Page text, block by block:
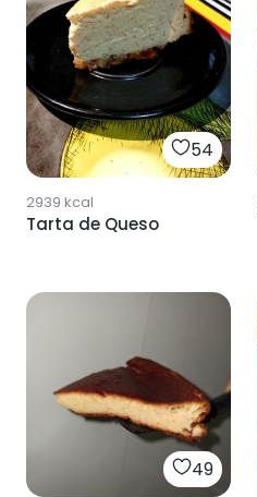
54
2939 kcal
Tarta de Queso
49